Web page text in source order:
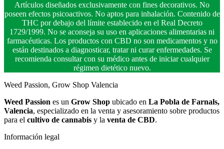
Artículos diseñados exclusivamente con fines decorativos. No
poseen efectos psicoactivos. No aptos para inhalación. Contenido de
THC por debajo del límite establecido en el Real Decreto
1729/1999. No se aconseja su uso en aplicaciones alimentarias ni
farmacéuticas. Los productos con CBD no son medicamentos y no
están destinados a diagnosticar, tratar ni curar enfermedades. Se
recomienda consultar con su médico antes de iniciar cualquier
régimen dietético nuevo.
Weed Passion, Grow Shop Valencia
Weed Passion es un Grow Shop ubicado en La Pobla de Farnals,
Valencia, especializado en la venta y asesoramiento sobre productos
para el cultivo de cannabis y la venta de CBD.
Información legal